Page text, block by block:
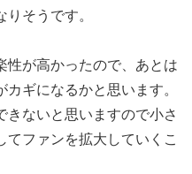
そうです。
性が高かったので、あとは
ギになるかと思います。
きないと思いますので小さ
てファンを拡大していくこ